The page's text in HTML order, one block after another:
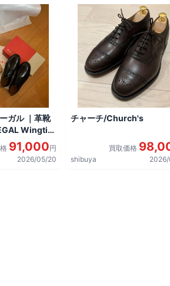
ガル ｜革靴
Wingtip
した。
91,000円
2026/05/20
チャーチ/Church's
買取価格
shibuya